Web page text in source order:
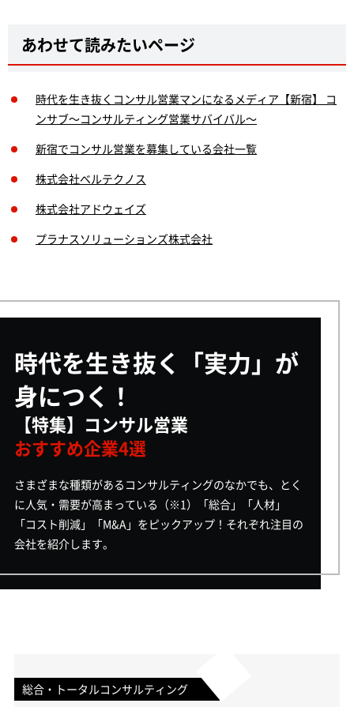
あわせて読みたいページ
時代を生き抜くコンサル営業マンになるメディア【新宿】 コ
ンサブ～コンサルティング営業サバイバル～
新宿でコンサル営業を募集している会社一覧
株式会社ベルテクノス
株式会社アドウェイズ
プラナスソリューションズ株式会社
時代を生き抜く「実力」が
身につく！
【特集】コンサル営業
おすすめ企業4選
さまざまな種類があるコンサルティングのなかでも、とく
に人気・需要が高まっている（※1）「総合」「人材」
「コスト削減」「M&A」をピックアップ！それぞれ注目の
会社を紹介します。
総合・トータルコンサルティング